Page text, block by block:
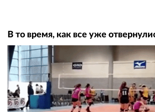
В то время, как все уже